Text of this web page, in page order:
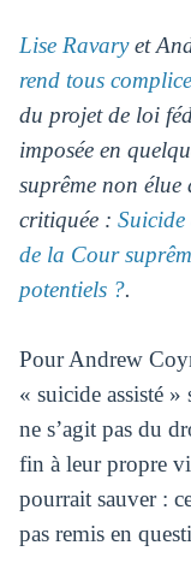
Lise Ravaryet
rend tous
du projet de loi
imposée en
suprême non
critiquée : Suicide
de la Cour
potentiels ?.
Pour Andrew
« suicide assisté
ne s’agit pas du
fin à leur propre
pourrait sauver :
pas remis en